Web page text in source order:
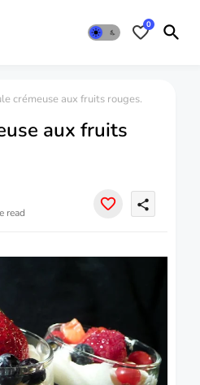
0
crémeuse aux fruits rouges.
aux fruits
read
share